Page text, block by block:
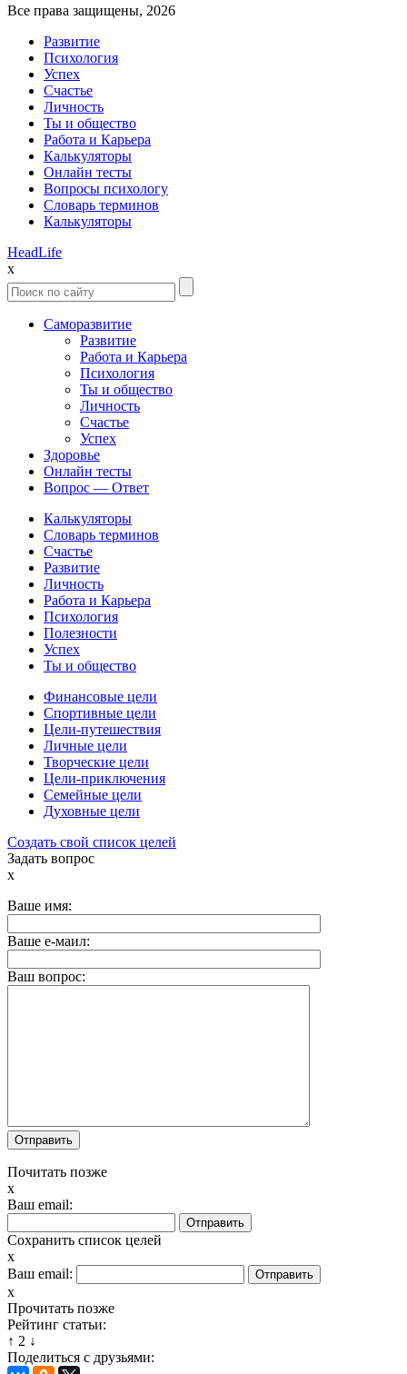
Все права защищены, 2026
Развитие
Психология
Успех
Счастье
Личность
Ты и общество
Работа и Карьера
Калькуляторы
Онлайн тесты
Вопросы психологу
Словарь терминов
Калькуляторы
HeadLife
x
Саморазвитие
Развитие
Работа и Карьера
Психология
Ты и общество
Личность
Счастье
Успех
Здоровье
Онлайн тесты
Вопрос — Ответ
Калькуляторы
Словарь терминов
Счастье
Развитие
Личность
Работа и Карьера
Психология
Полезности
Успех
Ты и общество
Финансовые цели
Спортивные цели
Цели-путешествия
Личные цели
Творческие цели
Цели-приключения
Семейные цели
Духовные цели
Создать свой список целей
Задать вопрос
x
Ваше имя:
Ваше е-маил:
Ваш вопрос:
Почитать позже
x
Ваш email:
Сохранить список целей
x
Ваш email:
x
Прочитать позже
Рейтинг статьи:
↑ 2 ↓
Поделиться с друзьями: